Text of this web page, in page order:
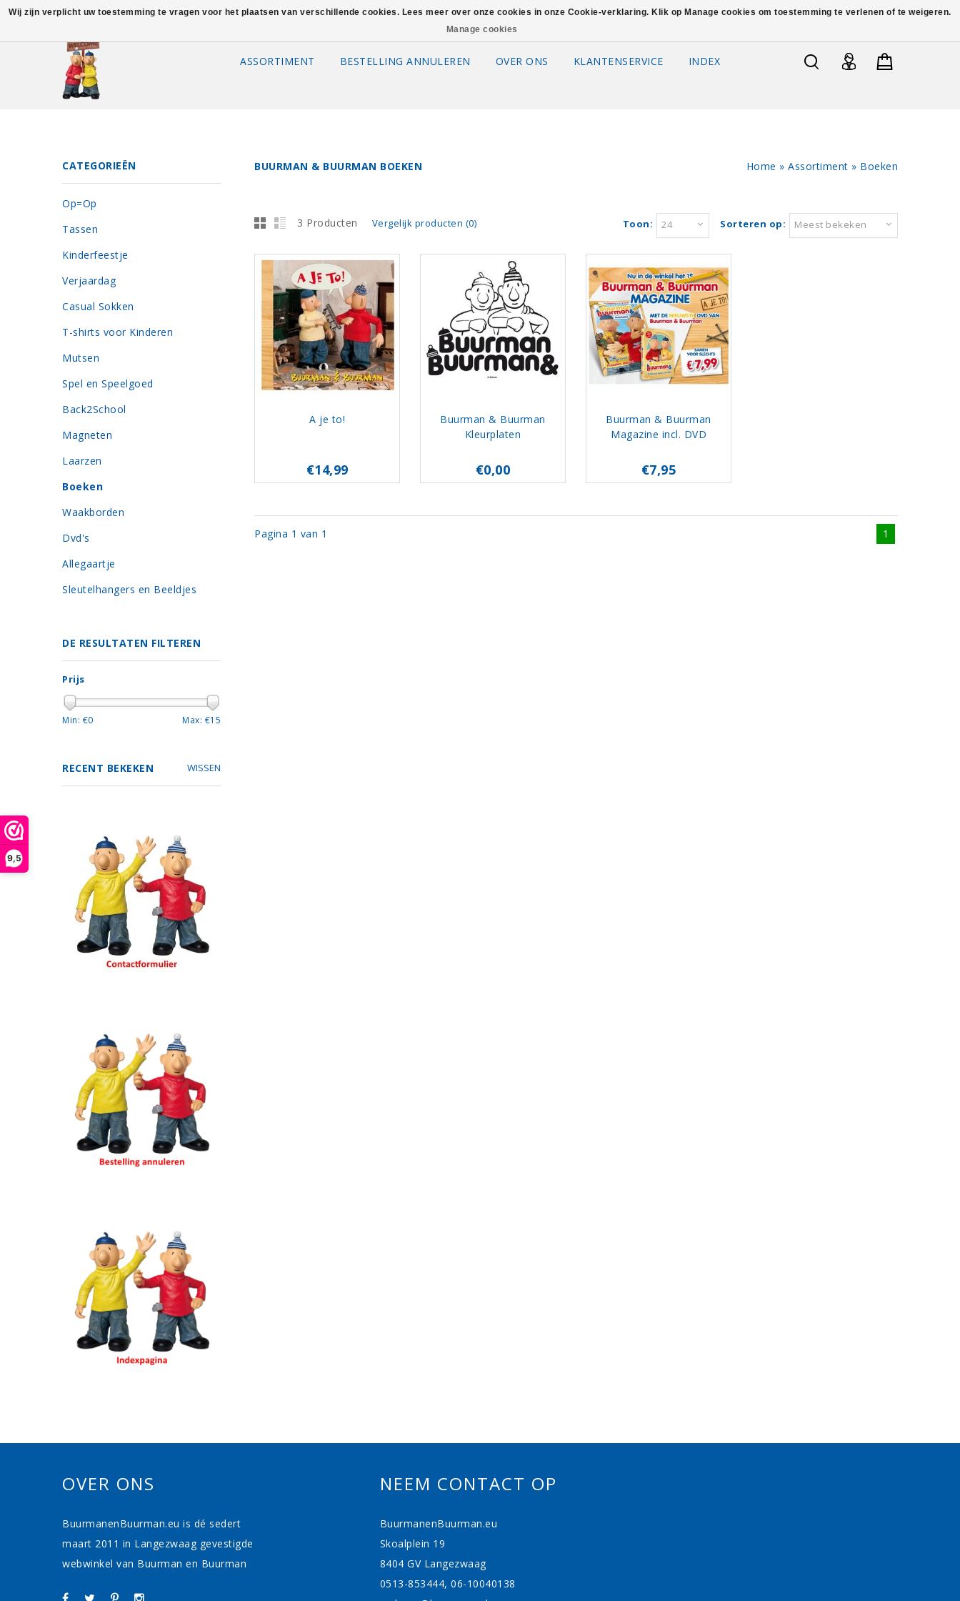
9,5
ASSORTIMENT BESTELLING ANNULEREN OVER ONS KLANTENSERVICE INDEX
Home » Assortiment » Boeken
BUURMAN & BUURMAN BOEKEN
3 Producten Vergelijk producten (0) Sorteren op: Meest bekeken
Toon: 24
A je to!
€14,99
Buurman & Buurman
Kleurplaten
€0,00
Buurman & Buurman
Magazine incl. DVD
€7,95
Pagina 1 van 1 1
CATEGORIEËN
Op=Op
Tassen
Kinderfeestje
Verjaardag
Casual Sokken
T-shirts voor Kinderen
Mutsen
Spel en Speelgoed
Back2School
Magneten
Laarzen
Boeken
Waakborden
Dvd's
Allegaartje
Sleutelhangers en Beeldjes
DE RESULTATEN FILTEREN
Prijs
Min: €0 Max: €15
RECENT BEKEKEN WISSEN
OVER ONS
BuurmanenBuurman.eu is dé sedert
maart 2011 in Langezwaag gevestigde
webwinkel van Buurman en Buurman
NEEM CONTACT OP
BuurmanenBuurman.eu
Skoalplein 19
8404 GV Langezwaag
0513-853444, 06-10040138
Wij zijn verplicht uw toestemming te vragen voor het plaatsen van verschillende cookies. Lees meer over onze cookies in onze Cookie-verklaring. Klik op Manage cookies om toestemming te verlenen of te weigeren.
Manage cookies